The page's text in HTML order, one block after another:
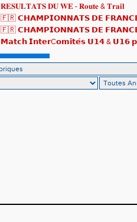
𝐑𝐄𝐒𝐔𝐋𝐓𝐀𝐓𝐒 𝐃𝐔 𝐖𝐄 - 𝐑𝐨𝐮𝐭𝐞 & 𝐓𝐫𝐚𝐢𝐥
🇫🇷 𝗖𝗛𝗔𝗠𝗣𝗜𝗢𝗡𝗡𝗔𝗧𝗦 𝗗𝗘 𝗙𝗥𝗔𝗡𝗖𝗘
résultats
🇫🇷 𝗖𝗛𝗔𝗠𝗣𝗜𝗢𝗡𝗡𝗔𝗧𝗦 𝗗𝗘 𝗙𝗥𝗔𝗡𝗖𝗘
𝒕𝒓𝒂𝒊𝒍𝒆𝒖𝒓𝒔 𝒓𝒂𝒎𝒆̀𝒏𝒆𝒏𝒕 4 𝒎𝒆́𝒅𝒂𝒊𝒍𝒍𝒆𝒔 !
𝗠𝗮𝘁𝗰𝗵 𝗜𝗻𝘁𝗲𝗿C𝗼𝗺𝗶𝘁𝗲́𝘀 𝗨𝟭𝟰 & 𝗨𝟭𝟲